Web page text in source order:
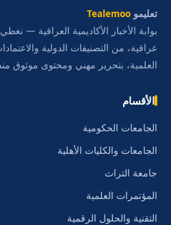
تعليمو Tealemoo
عراقية، من التصنيفات الدولية
العلمية، بتحرير مهني ومحتوى موثوق منذ
الأقسام
الجامعات الحكومية
الجامعات والكليات الأهلية
جامعة التراث
المؤتمرات العلمية
التقنية والحلول الرقمية